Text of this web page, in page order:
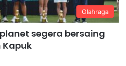
Olahraga
segera bersaing